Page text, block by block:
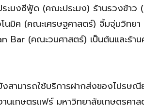
ะมงซีฟู้ด (คณะประมง) ร้านรวงข้า
นมิค (คณะเศรษฐศาสตร์) จิ้มจุ่มวิทย
Bar (คณะวนศาสตร์) เป็นต้นและร้า
สามารถใช้บริการฝากส่งของไปรษ
นเกษตรแฟร์ มหาวิทยาลัยเกษตรศ